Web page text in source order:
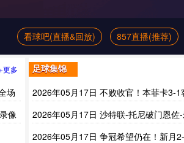
看球吧(直播&回放) 857直播(推荐)
更多
场
像
足球集锦
2026年05月17日 不败收官！本菲卡3-
斯、拉法·席尔瓦破门
2026年05月17日 沙特联-托尼破门恩佐
0拉斯永恒
2026年05月17日 争冠希望仍在！新月